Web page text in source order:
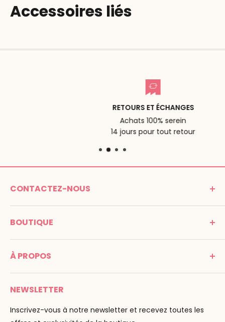
Accessoires liés
RETOURS ET ÉCHANGES
Achats 100% serein
14 jours pour tout retour
CONTACTEZ-NOUS
MONTESSORI SPIRIT
Promenade Jean Dalba
Tél : 05 53 61 21 26
Email :info@montessori-spirit.com
BOUTIQUE
C G V
Mentions légales
Paiement
Livraison
F.A.Q
À PROPOS
Montessori Spirit
Maria Montessori
La pédagogie
Nos marques
NEWSLETTER
Inscrivez-vous à notre newsletter et recevez toutes les